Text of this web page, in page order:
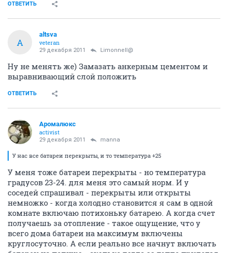
ОТВЕТИТЬ
A
altsva
veteran
29 декабря 2011 Limonnell@
Ну не менять же) Замазать анкерным цементом и
выравнивающий слой положить
ОТВЕТИТЬ
Аромалюкс
activist
29 декабря 2011 manna
У нас все батареи перекрыты, и то температура +25
У меня тоже батареи перекрыты - но температура
градусов 23-24. для меня это самый норм. И у
соседей спрашивал - перекрыты или открыты
немножко - когда холодно становится я сам в одной
комнате включаю потихоньку батарею. А когда счет
получаешь за отопление - такое ощущение, что у
всего дома батареи на максимум включены
круглосуточно. А если реально все начнут включать